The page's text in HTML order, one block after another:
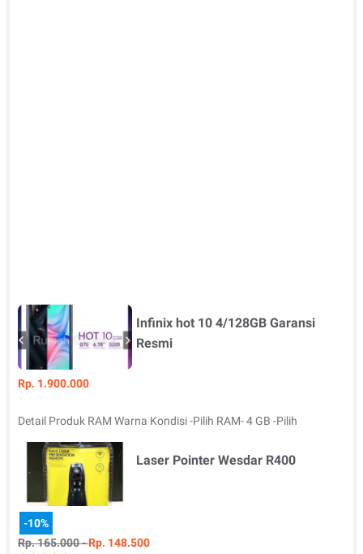
Infinix hot 10 4/128GB Garansi
Resmi
Rp. 1.900.000
Detail Produk RAM Warna Kondisi -Pilih RAM- 4 GB -Pilih
Laser Pointer Wesdar R400
-10%
Rp. 165.000 -Rp. 148.500